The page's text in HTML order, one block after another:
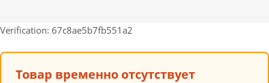
Verification: 67c8ae5b7fb551a2
Товар временно отсутствует